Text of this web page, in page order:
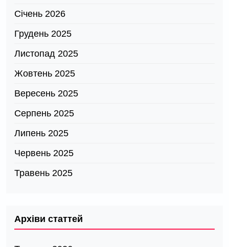
Січень 2026
Грудень 2025
Листопад 2025
Жовтень 2025
Вересень 2025
Серпень 2025
Липень 2025
Червень 2025
Травень 2025
Архіви статтей